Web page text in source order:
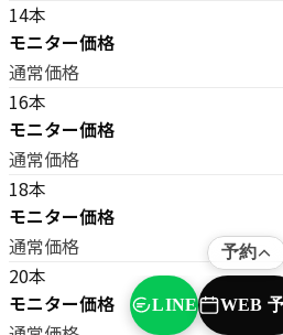
14本
モニター価格
通常価格
16本
モニター価格
通常価格
18本
モニター価格
通常価格
20本
モニター価格
予約
LINE WEB